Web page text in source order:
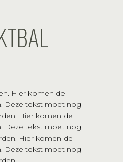
Hier komen de
Deze tekst moet nog
Hier komen de
Deze tekst moet nog
Hier komen de
Deze tekst moet nog